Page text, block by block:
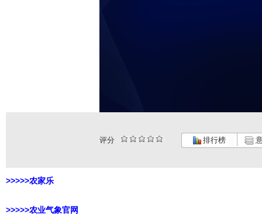
评分 排行榜
>>>>>农家乐
>>>>>农业气象官网